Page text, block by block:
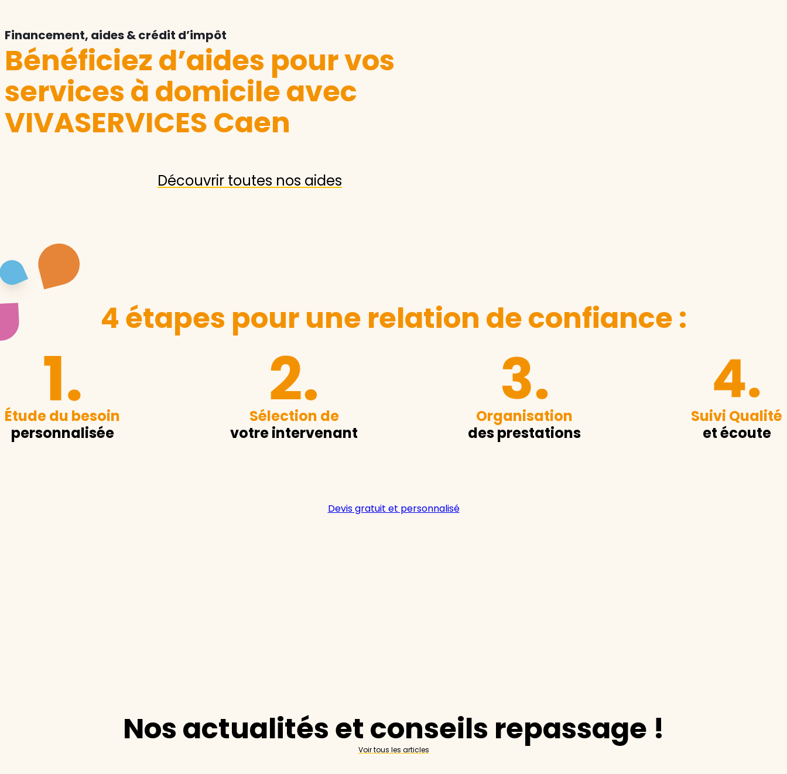
Financement, aides & crédit d’impôt
Bénéficiez d’aides pour vos
services à domicile avec
VIVASERVICES Caen
Découvrir toutes nos aides
4 étapes pour une relation de confiance :
Étude du besoin
personnalisée
Sélection de
votre intervenant
Organisation
des prestations
Suivi Qualité
et écoute
Devis gratuit et personnalisé
Nos actualités et conseils repassage !
Voir tous les articles